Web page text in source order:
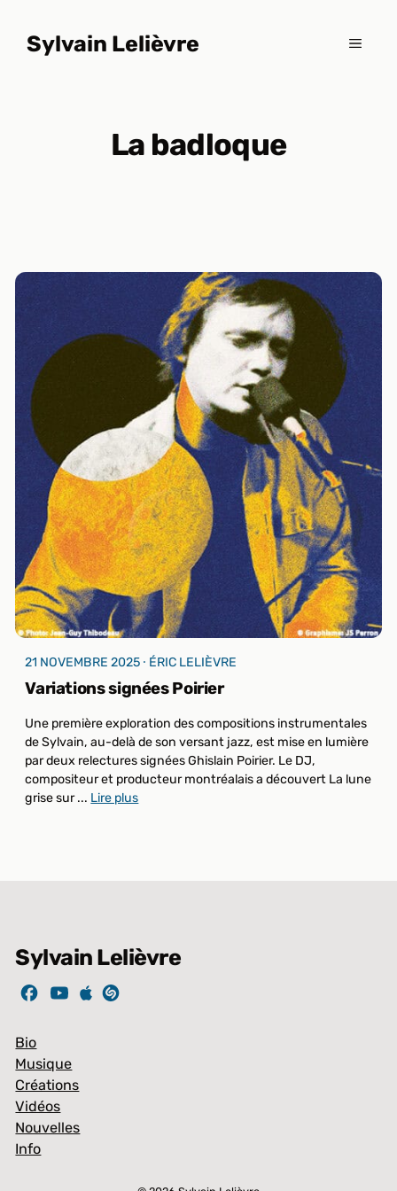
contenuSylvain Lelièvre MENU
La badloque
Variations signées Poirier
21 NOVEMBRE 2025 ⸱ ÉRIC LELIÈVRE
Une première exploration des compositions instrumentales
de Sylvain, au-delà de son versant jazz, est mise en lumière
par deux relectures signées Ghislain Poirier. Le DJ,
compositeur et producteur montréalais a découvert La lune
grise sur ... Lire plus
Sylvain Lelièvre
Bio
Musique
Créations
Vidéos
Nouvelles
Info
Article ajouté au panier